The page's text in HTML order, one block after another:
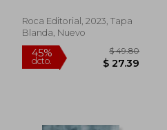
dcto. $ 28.36
Roca Editorial, 2023, Tapa
Blanda, Nuevo